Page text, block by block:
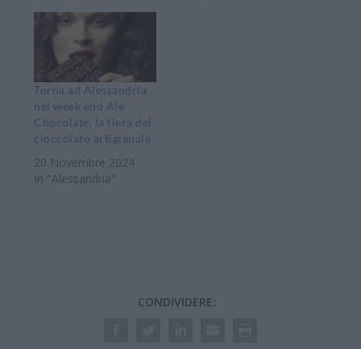
Torna ad Alessandria
nel week end Ale
Chocolate, la fiera del
cioccolato artigianale
20 Novembre 2024
In "Alessandria"
CONDIVIDERE: